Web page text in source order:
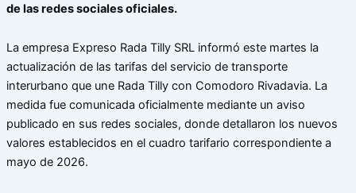
de las redes sociales oficiales.
La empresa Expreso Rada Tilly SRL informó este martes la
actualización de las tarifas del servicio de transporte
interurbano que une Rada Tilly con Comodoro Rivadavia. La
medida fue comunicada oficialmente mediante un aviso
publicado en sus redes sociales, donde detallaron los nuevos
valores establecidos en el cuadro tarifario correspondiente a
mayo de 2026.